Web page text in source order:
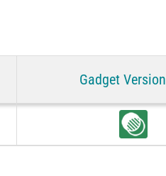
Gadget Version
o